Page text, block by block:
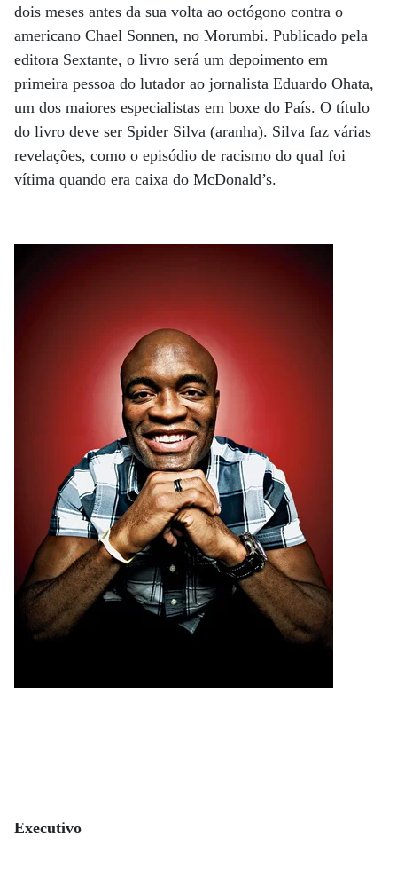
dois meses antes da sua volta ao octógono contra o
americano Chael Sonnen, no Morumbi. Publicado pela
editora Sextante, o livro será um depoimento em
primeira pessoa do lutador ao jornalista Eduardo Ohata,
um dos maiores especialistas em boxe do País. O título
do livro deve ser Spider Silva (aranha). Silva faz várias
revelações, como o episódio de racismo do qual foi
vítima quando era caixa do McDonald’s.
Executivo